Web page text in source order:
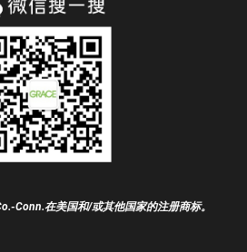
Conn.在美国和/或其他国家的注册商标。